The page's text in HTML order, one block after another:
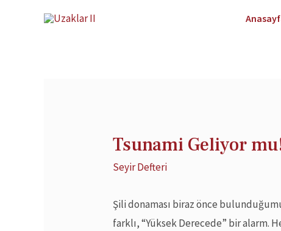
Tsunami Geliyor
Seyir Defteri
Şili donaması biraz önce
farklı, “Yüksek Derecede” bir alarm.